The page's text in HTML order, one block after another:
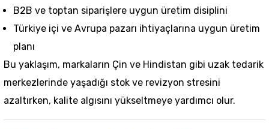
B2B ve toptan siparişlere uygun üretim disiplini
Türkiye içi ve Avrupa pazarı ihtiyaçlarına uygun üretim
planı
Bu yaklaşım, markaların Çin ve Hindistan gibi uzak tedarik
merkezlerinde yaşadığı stok ve revizyon stresini
azaltırken, kalite algısını yükseltmeye yardımcı olur.